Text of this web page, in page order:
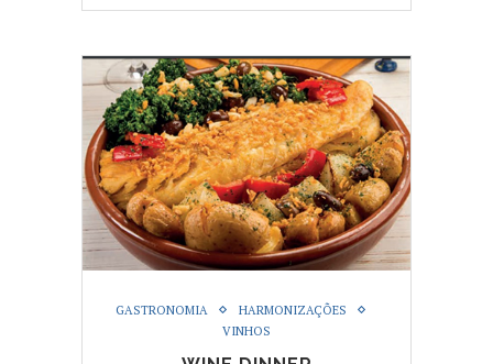
GASTRONOMIA
HARMONIZAÇÕES
VINHOS